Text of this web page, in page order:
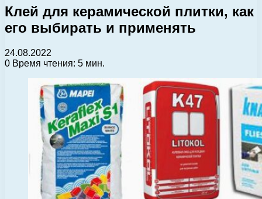
Клей для керамической плитки, как
его выбирать и применять
24.08.2022
0 Время чтения: 5 мин.